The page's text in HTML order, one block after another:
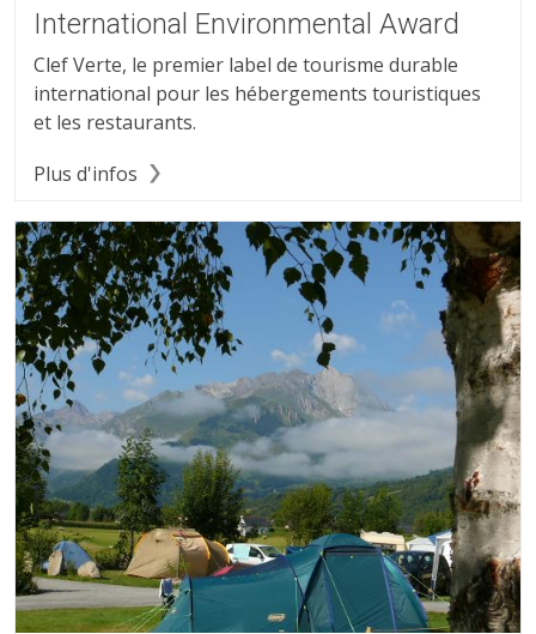
International Environmental Award
Clef Verte, le premier label de tourisme durable
international pour les hébergements touristiques
et les restaurants.
Plus d'infos